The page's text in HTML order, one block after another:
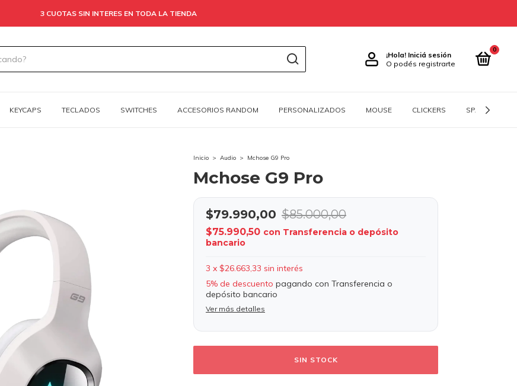
3 CUOTAS SIN INTERES EN TODA LA TIENDA
¡Hola! Iniciá sesión
O podés registrarte
0
KEYCAPS TECLADOS SWITCHES ACCESORIOS RANDOM PERSONALIZADOS MOUSE CLICKERS SPACEBARS
Inicio > Audio > Mchose G9 Pro
Mchose G9 Pro
$79.990,00 $85.000,00
$75.990,50 con Transferencia o depósito
bancario
3 x $26.663,33 sin interés
5% de descuento pagando con Transferencia o
depósito bancario
Ver más detalles